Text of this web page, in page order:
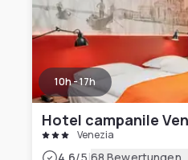
10h - 17h
Hotel campanile
Venezia